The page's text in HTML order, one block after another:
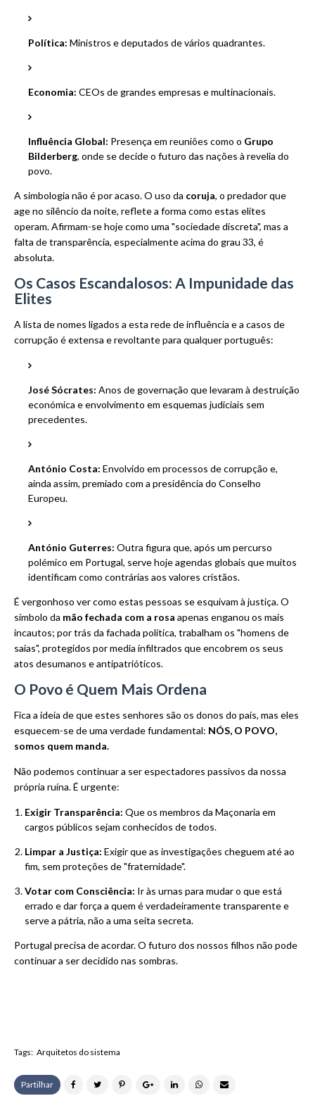
Política: Ministros e deputados de vários quadrantes.
Economia: CEOs de grandes empresas e multinacionais.
Influência Global: Presença em reuniões como o Grupo
Bilderberg, onde se decide o futuro das nações à revelia do
povo.
A simbologia não é por acaso. O uso da coruja, o predador que
age no silêncio da noite, reflete a forma como estas elites
operam. Afirmam-se hoje como uma "sociedade discreta", mas a
falta de transparência, especialmente acima do grau 33, é
absoluta.
Os Casos Escandalosos: A Impunidade das
Elites
A lista de nomes ligados a esta rede de influência e a casos de
corrupção é extensa e revoltante para qualquer português:
José Sócrates: Anos de governação que levaram à destruição
económica e envolvimento em esquemas judiciais sem
precedentes.
António Costa: Envolvido em processos de corrupção e,
ainda assim, premiado com a presidência do Conselho
Europeu.
António Guterres: Outra figura que, após um percurso
polémico em Portugal, serve hoje agendas globais que muitos
identificam como contrárias aos valores cristãos.
É vergonhoso ver como estas pessoas se esquivam à justiça. O
símbolo da mão fechada com a rosa apenas enganou os mais
incautos; por trás da fachada política, trabalham os "homens de
saias", protegidos por media infiltrados que encobrem os seus
atos desumanos e antipatrióticos.
O Povo é Quem Mais Ordena
Fica a ideia de que estes senhores são os donos do país, mas eles
esquecem-se de uma verdade fundamental: NÓS, O POVO,
somos quem manda.
Não podemos continuar a ser espectadores passivos da nossa
própria ruína. É urgente:
Exigir Transparência: Que os membros da Maçonaria em
cargos públicos sejam conhecidos de todos.
Limpar a Justiça: Exigir que as investigações cheguem até ao
fim, sem proteções de "fraternidade".
Votar com Consciência: Ir às urnas para mudar o que está
errado e dar força a quem é verdadeiramente transparente e
serve a pátria, não a uma seita secreta.
Portugal precisa de acordar. O futuro dos nossos filhos não pode
continuar a ser decidido nas sombras.
Tags: Arquitetos do sistema
Partilhar